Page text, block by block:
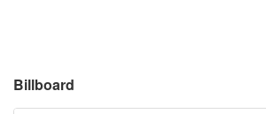
Billboard